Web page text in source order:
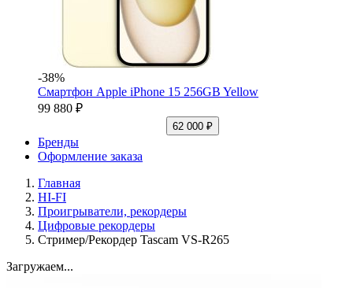
-38%
Смартфон Apple iPhone 15 256GB Yellow
99 880 ₽
62 000 ₽
Бренды
Оформление заказа
Главная
HI-FI
Проигрыватели, рекордеры
Цифровые рекордеры
Стример/Рекордер Tascam VS-R265
Загружаем...